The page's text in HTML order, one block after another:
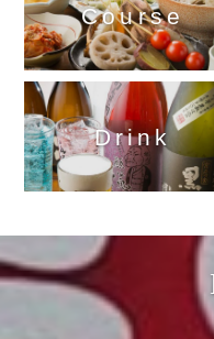
Course
Drink